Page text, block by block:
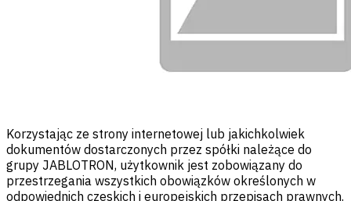
Korzystając ze strony internetowej lub jakichkolwiek
dokumentów dostarczonych przez spółki należące do
grupy JABLOTRON, użytkownik jest zobowiązany do
przestrzegania wszystkich obowiązków określonych w
odpowiednich czeskich i europejskich przepisach prawnych.